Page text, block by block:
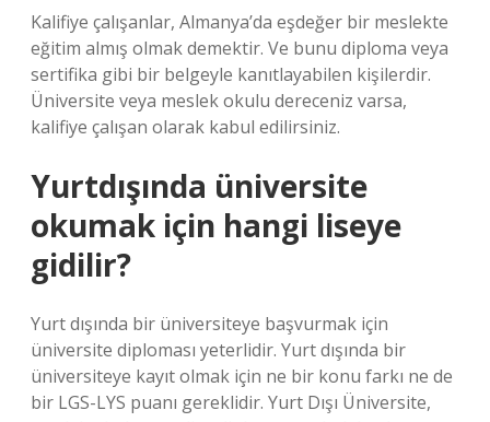
Kalifiye çalışanlar, Almanya’da eşdeğer bir meslekte
eğitim almış olmak demektir. Ve bunu diploma veya
sertifika gibi bir belgeyle kanıtlayabilen kişilerdir.
Üniversite veya meslek okulu dereceniz varsa,
kalifiye çalışan olarak kabul edilirsiniz.
Yurtdışında üniversite
okumak için hangi liseye
gidilir?
Yurt dışında bir üniversiteye başvurmak için
üniversite diploması yeterlidir. Yurt dışında bir
üniversiteye kayıt olmak için ne bir konu farkı ne de
bir LGS-LYS puanı gereklidir. Yurt Dışı Üniversite,